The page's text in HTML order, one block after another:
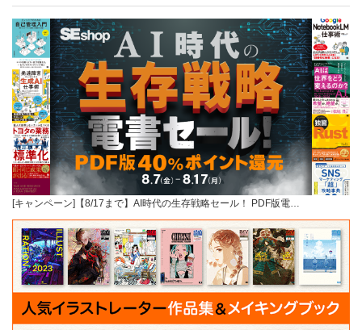
[キャンペーン]【8/17まで】AI時代の生存戦略セール！ PDF版電…